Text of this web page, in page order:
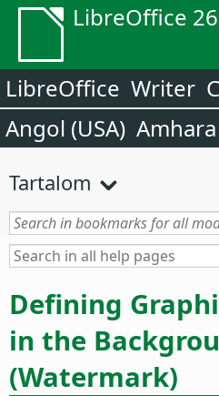
LibreOffice
LibreOffice Writer
Angol (USA) Amhara
Tartalom
Defining
in the
(Watermark)